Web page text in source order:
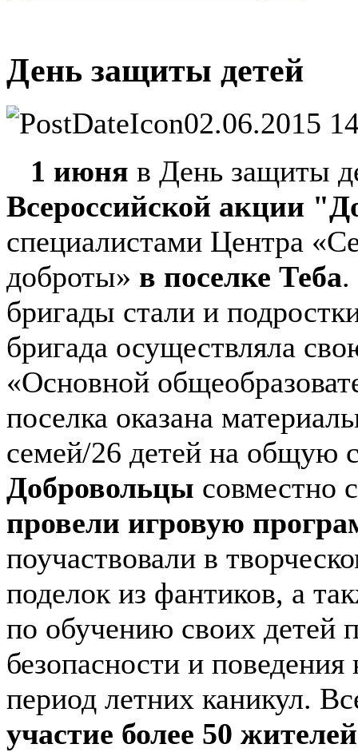
День защиты детей
02.06.2015
1 июня в День защиты
Всероссийской акции
специалистами Центра
доброты» в поселке Теба.
бригады стали и
бригада осуществляла
«Основной
поселка оказана
семей/26 детей на общую
Добровольцы совместно
провели игровую
поучаствовали в
поделок из фантиков, а
по обучению своих детей
безопасности и
период летних каникул.
участие более 50